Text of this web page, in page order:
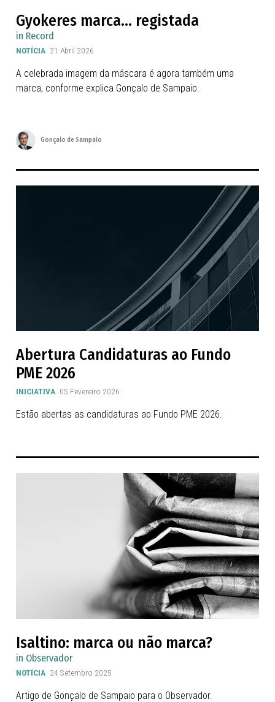
Gyokeres marca... registada
in Record
NOTÍCIA 21 Abril 2026
A celebrada imagem da máscara é agora também uma
marca, conforme explica Gonçalo de Sampaio.
Gonçalo de Sampaio
Abertura Candidaturas ao Fundo
PME 2026
INICIATIVA 05 Fevereiro 2026
Estão abertas as candidaturas ao Fundo PME 2026.
Isaltino: marca ou não marca?
in Observador
NOTÍCIA 24 Setembro 2025
Artigo de Gonçalo de Sampaio para o Observador.